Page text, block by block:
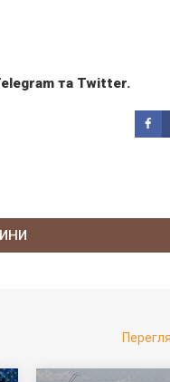
та Twitter.